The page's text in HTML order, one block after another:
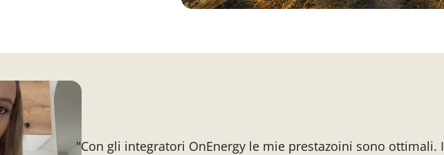
"Con gli integratori OnEnergy le mie prestazoini sono ottimali. I